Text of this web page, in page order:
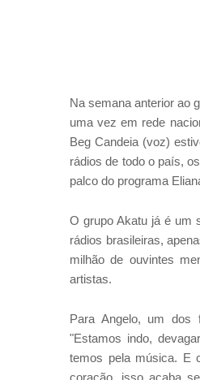
Na semana anterior ao
uma vez em rede
Beg Candeia (voz)
rádios de todo o país,
palco do programa
O grupo Akatu já é um
rádios brasileiras,
milhão de ouvintes
artistas.
Para Angelo, um dos
"Estamos indo,
temos pela música. E